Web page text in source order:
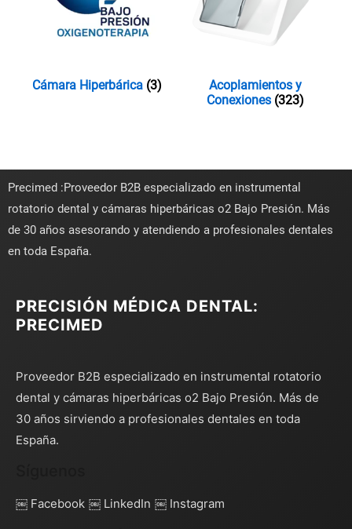
Cámara Hiperbárica (3)
Acoplamientos y
Conexiones (323)
Precimed :Proveedor B2B especializado en instrumental
rotatorio dental y cámaras hiperbáricas o2 Bajo Presión. Más
de 30 años asesorando y atendiendo a profesionales dentales
en toda España.
PRECISIÓN MÉDICA DENTAL:
PRECIMED
Proveedor B2B especializado en instrumental rotatorio
dental y cámaras hiperbáricas o2 Bajo Presión. Más de
30 años sirviendo a profesionales dentales en toda
España.
￼ Facebook ￼ LinkedIn ￼ Instagram